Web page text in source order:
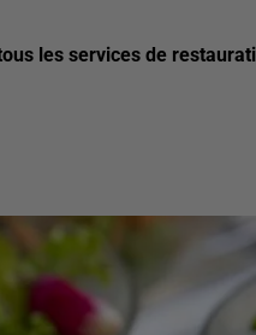
les services de